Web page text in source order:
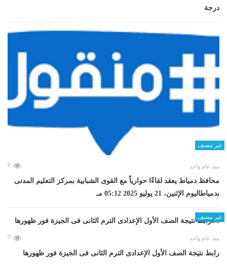
درجة
غير مصنف
منذ عام واحد 0
محافظ دمياط يعقد لقاءًا حوارياً مع القوى الشبابية بمركز التعليم المدنى
بدمياطاليوم الإثنين، 21 يوليو 2025 05:12 مـ
غير مصنف
منذ عام واحد 0
رابط نتيجة الصف الأول الإعدادى الترم الثانى فى الجيزة فور ظهورها